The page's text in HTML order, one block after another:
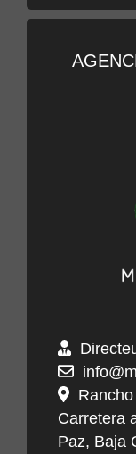
Carretera
Paz, Baja